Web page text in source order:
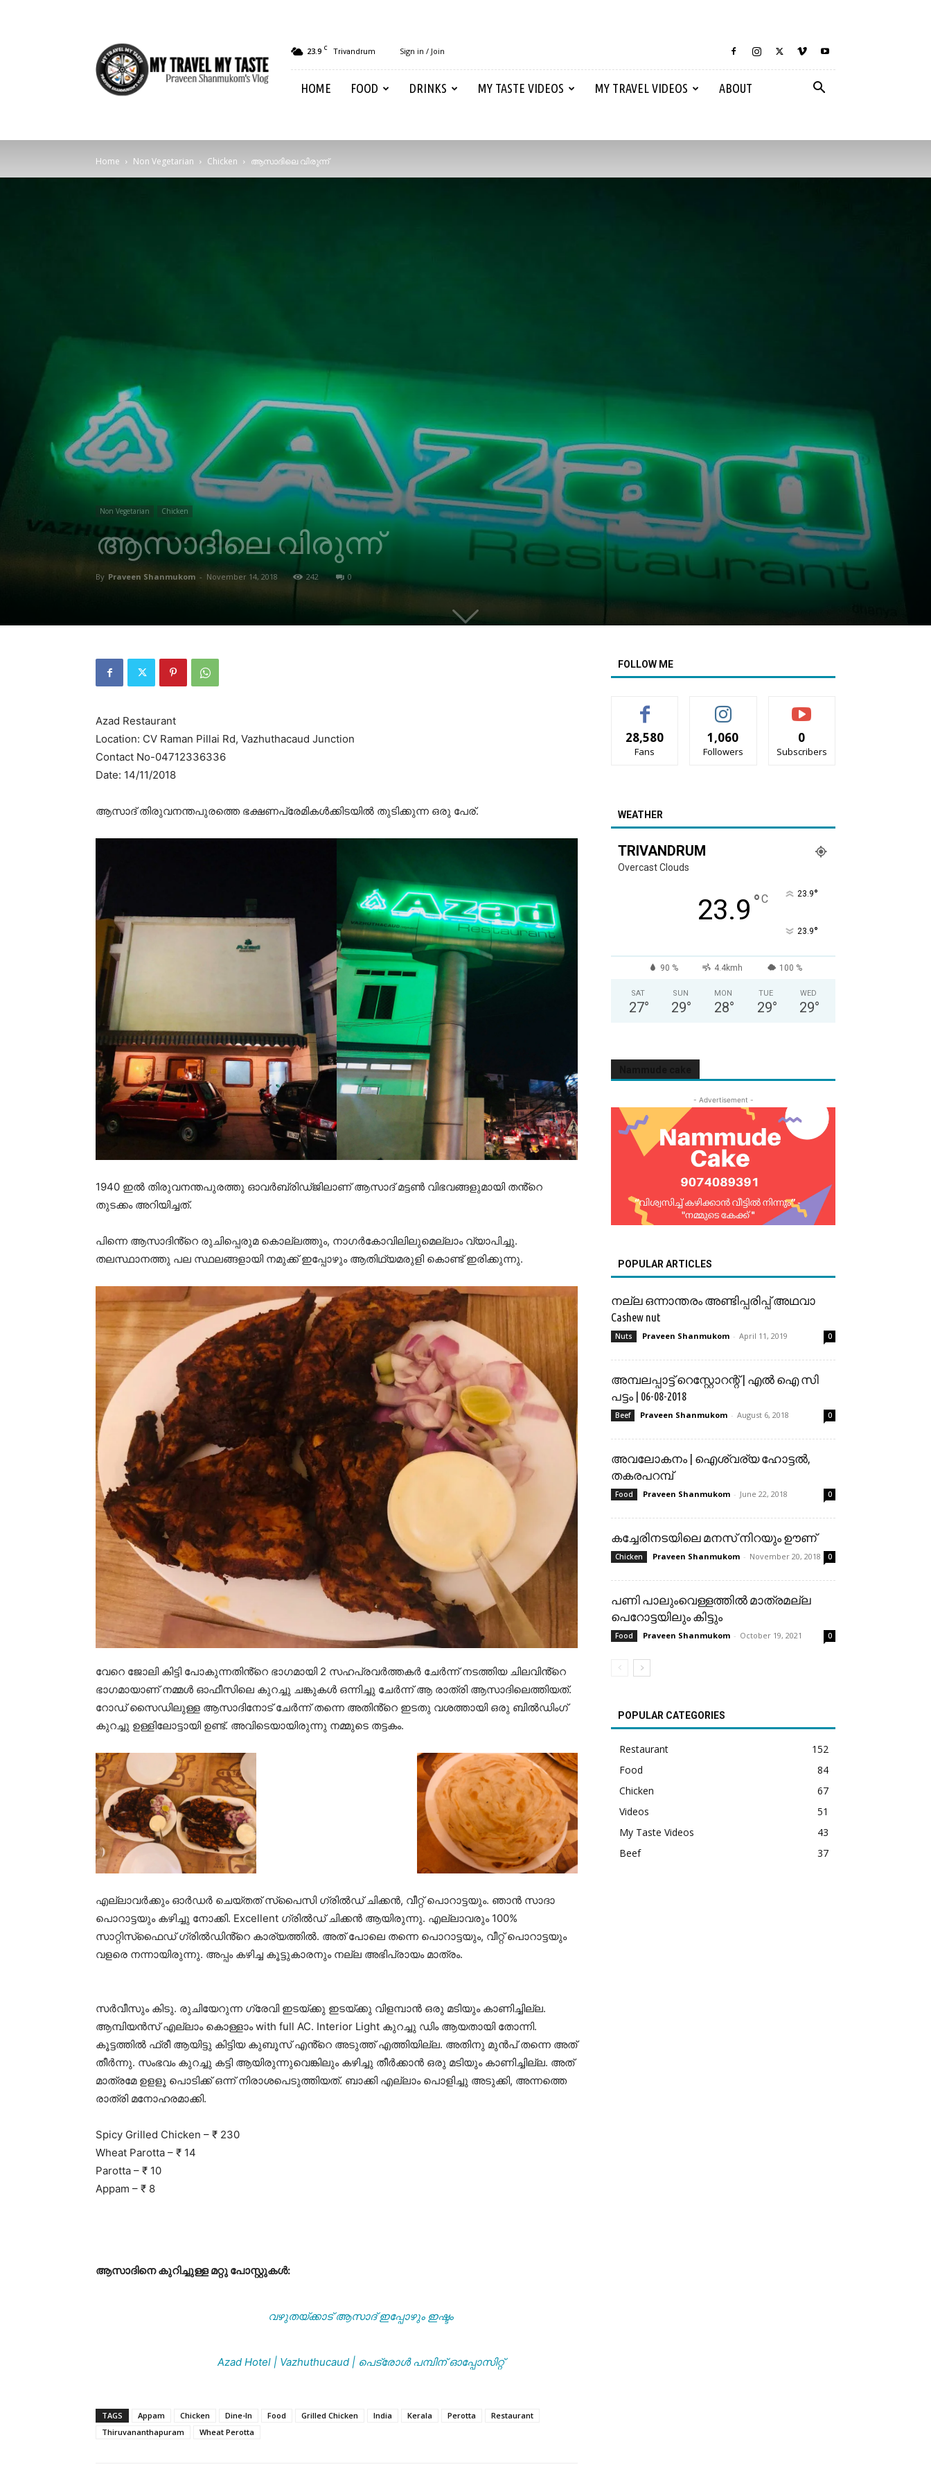
Travel
My
Taste
23.9 C Trivandrum Sign in / Join
HOME FOOD DRINKS MY TASTE VIDEOS MY TRAVEL VIDEOS ABOUT
Home Non Vegetarian Chicken ആസാദിലെ വിരുന്ന്
Non Vegetarian Chicken
ആസാദിലെ വിരുന്ന്
By Praveen Shanmukom - November 14, 2018 242 0
Azad Restaurant
Location: CV Raman Pillai Rd, Vazhuthacaud Junction
Contact No-04712336336
Date: 14/11/2018
ആസാദ് തിരുവനന്തപുരത്തെ ഭക്ഷണപ്രേമികൾക്കിടയിൽ തുടിക്കുന്ന ഒരു പേര്.
1940 ഇൽ തിരുവനന്തപുരത്തു ഓവർബ്രിഡ്ജിലാണ് ആസാദ് മട്ടൺ വിഭവങ്ങളുമായി തൻ്റെ
തുടക്കം അറിയിച്ചത്.
പിന്നെ ആസാദിൻ്റെ രുചിപ്പെരുമ കൊല്ലത്തും, നാഗർകോവിലിലുമെല്ലാം വ്യാപിച്ചു.
തലസ്ഥാനത്തു പല സ്ഥലങ്ങളായി നമുക്ക് ഇപ്പോഴും ആതിഥ്യമരുളി കൊണ്ട് ഇരിക്കുന്നു.
വേറെ ജോലി കിട്ടി പോകുന്നതിൻ്റെ ഭാഗമായി 2 സഹപ്രവർത്തകർ ചേർന്ന് നടത്തിയ ചിലവിൻ്റെ
ഭാഗമായാണ് നമ്മൾ ഓഫീസിലെ കുറച്ചു ചങ്കുകൾ ഒന്നിച്ചു ചേർന്ന് ആ രാത്രി ആസാദിലെത്തിയത്.
റോഡ് സൈഡിലുള്ള ആസാദിനോട് ചേർന്ന് തന്നെ അതിൻ്റെ ഇടതു വശത്തായി ഒരു ബിൽഡിംഗ്
കുറച്ചു ഉള്ളിലോട്ടായി ഉണ്ട്. അവിടെയായിരുന്നു നമ്മുടെ തട്ടകം.
എല്ലാവർക്കും ഓർഡർ ചെയ്തത് സ്‌പൈസി ഗ്രിൽഡ് ചിക്കൻ, വീറ്റ് പൊറാട്ടയും. ഞാൻ സാദാ
പൊറാട്ടയും കഴിച്ചു നോക്കി. Excellent ഗ്രിൽഡ് ചിക്കൻ ആയിരുന്നു. എല്ലാവരും 100%
സാറ്റിസ്‌ഫൈഡ് ഗ്രിൽഡിൻ്റെ കാര്യത്തിൽ. അത് പോലെ തന്നെ പൊറാട്ടയും, വീറ്റ് പൊറാട്ടയും
വളരെ നന്നായിരുന്നു. അപ്പം കഴിച്ച കൂട്ടുകാരനും നല്ല അഭിപ്രായം മാത്രം.
സർവീസും കിടു. രുചിയേറുന്ന ഗ്രേവി ഇടയ്ക്കു ഇടയ്ക്കു വിളമ്പാൻ ഒരു മടിയും കാണിച്ചില്ല.
ആമ്പിയൻസ് എല്ലാം കൊള്ളാം with full AC. Interior Light കുറച്ചു ഡിം ആയതായി തോന്നി.
കൂട്ടത്തിൽ ഫ്രീ ആയിട്ടു കിട്ടിയ കുബൂസ് എൻ്റെ അടുത്ത് എത്തിയില്ല. അതിനു മുൻപ് തന്നെ അത്
തീർന്നു. സംഭവം കുറച്ചു കട്ടി ആയിരുന്നുവെങ്കിലും കഴിച്ചു തീർക്കാൻ ഒരു മടിയും കാണിച്ചില്ല. അത്
മാത്രമേ ഉളളൂ പൊടിക്ക് ഒന്ന് നിരാശപെടുത്തിയത്. ബാക്കി എല്ലാം പൊളിച്ചു അടുക്കി, അന്നത്തെ
രാത്രി മനോഹരമാക്കി.
Spicy Grilled Chicken – ₹ 230
Wheat Parotta – ₹ 14
Parotta – ₹ 10
Appam – ₹ 8
ആസാദിനെ കുറിച്ചുള്ള മറ്റു പോസ്റ്റുകൾ:
വഴുതയ്ക്കാട് ആസാദ് ഇപ്പോഴും ഇഷ്ടം
Azad Hotel | Vazhuthucaud | പെട്രോൾ പമ്പിന് ഓപ്പോസിറ്റ്
TAGS Appam Chicken Dine-In Food Grilled Chicken India Kerala Perotta
Restaurant
Thiruvananthapuram
Wheat Perotta
FOLLOW ME
28,580
Fans
1,060
Followers
0
Subscribers
WEATHER
TRIVANDRUM
Overcast Clouds
23.9 °C 23.9°
23.9°
90 % 4.4kmh 100 %
SAT
27°
SUN
29°
MON
28°
TUE
29°
WED
29°
- Advertisement -
POPULAR ARTICLES
നല്ല ഒന്നാന്തരം അണ്ടിപ്പരിപ്പ് അഥവാ
Cashew nut
Nuts Praveen Shanmukom - April 11, 2019 0
അമ്പലപ്പാട്ട് റെസ്റ്റോറന്റ് | എൽ ഐ സി
പട്ടം | 06-08-2018
Beef Praveen Shanmukom - August 6, 2018 0
അവലോകനം | ഐശ്വര്യ ഹോട്ടൽ,
തകരപറമ്പ്
Food Praveen Shanmukom - June 22, 2018 0
കച്ചേരിനടയിലെ മനസ് നിറയും ഊണ്
Chicken Praveen Shanmukom - November 20, 2018 0
പണി പാലുംവെള്ളത്തിൽ മാത്രമല്ല
പെറോട്ടയിലും കിട്ടും
Food Praveen Shanmukom - October 19, 2021 0
POPULAR CATEGORIES
Restaurant
152
Food
84
Chicken
67
Videos
51
My Taste Videos
43
Beef
37